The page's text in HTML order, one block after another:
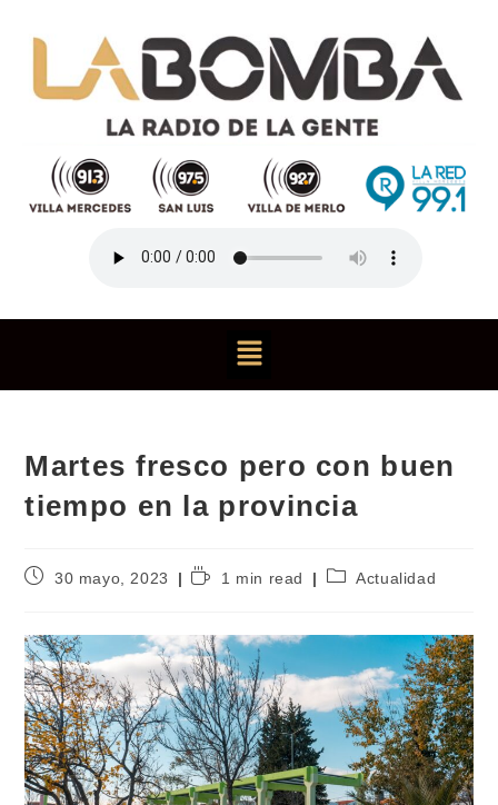
Martes fresco pero con buen
tiempo en la provincia
30 mayo, 2023 1 min read Actualidad